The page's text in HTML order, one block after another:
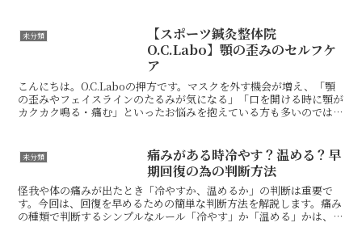
の本当の原因と、それを解消するための
簡単ストレッチに...
未分類
【スポーツ鍼灸整体院
O.C.Labo】顎の歪みのセルフケ
ア
こんにちは。O.C.Laboの押方です。マスクを外す機会が増え、「顎
の歪みやフェイスラインのたるみが気になる」「口を開ける時に顎が
カクカク鳴る・痛む」といったお悩みを抱えている方も多いのではな
未分類
痛みがある時冷やす？温める？早
期回復の為の判断方法
怪我や体の痛みが出たとき「冷やすか、温めるか」の判断は重要で
す。今回は、回復を早めるための簡単な判断方法を解説します。痛み
の種類で判断するシンプルなルール「冷やす」か「温める」かは、あ